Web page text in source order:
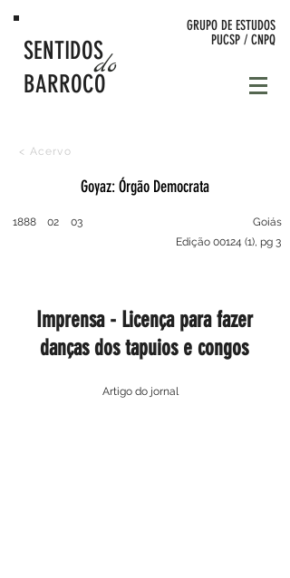
do
SENTIDOS
BARROCO
GRUPO DE ESTUDOS
PUCSP / CNPQ
< Acervo
Imprensa - Licença para fazer
danças dos tapuios e congos
Goyaz: Órgão Democrata
1888 02 03
Goiás
Edição 00124 (1), pg 3
Artigo do jornal